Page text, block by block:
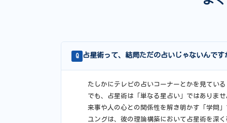
Q 占星術って、結局ただの占いじゃないんです
たしかにテレビの占いコーナーとかを見てい
でも、占星術は「単なる星占い」ではありま
来事や人の心との関係性を解き明かす「学問
ユングは、彼の理論構築において占星術を深